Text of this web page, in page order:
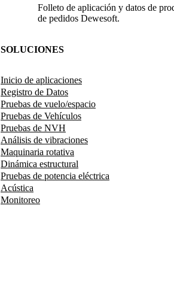
Folleto de aplicación y datos de
de pedidos Dewesoft.
SOLUCIONES
Inicio de aplicaciones
Registro de Datos
Pruebas de vuelo/espacio
Pruebas de Vehículos
Pruebas de NVH
Análisis de vibraciones
Maquinaria rotativa
Dinámica estructural
Pruebas de potencia eléctrica
Acústica
Monitoreo